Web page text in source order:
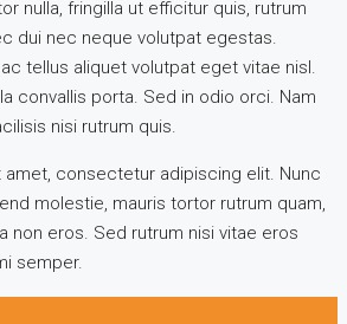
nulla, fringilla ut efficitur quis, rutrum
dui nec neque volutpat egestas.
tellus aliquet volutpat eget vitae nisl.
convallis porta. Sed in odio orci. Nam
nisi rutrum quis.
consectetur adipiscing elit. Nunc
molestie, mauris tortor rutrum quam,
non eros. Sed rutrum nisi vitae eros
semper.